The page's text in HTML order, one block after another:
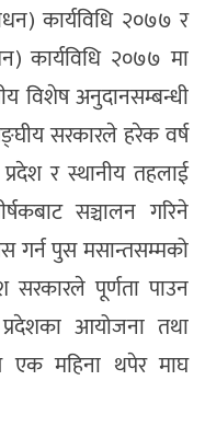
कार्यविधि २०७७ र
कार्यविधि २०७७ मा
विशेष अनुदानसम्बन्धी
सरकारले हरेक वर्ष
र स्थानीय तहलाई
सञ्चालन गरिने
गर्न पुस मसान्तसम्मको
सरकारले पूर्णता पाउन
आयोजना तथा
एक महिना थपेर माघ